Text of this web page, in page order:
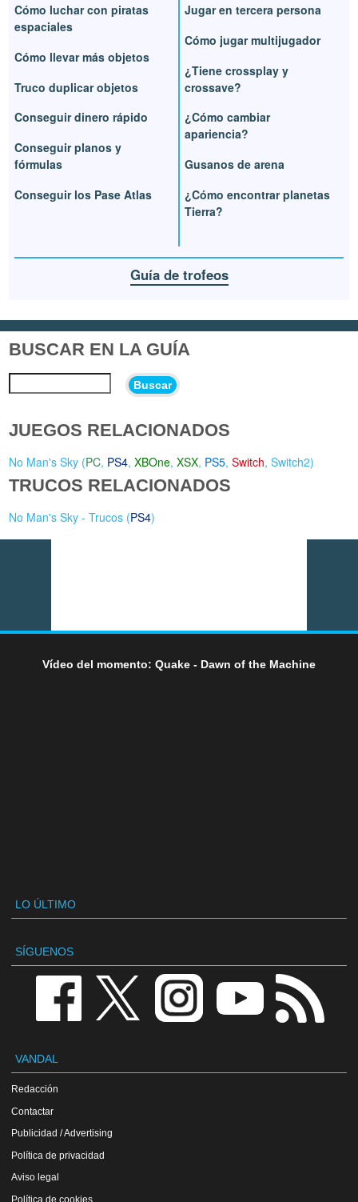
Cómo luchar con piratas
espaciales
Cómo llevar más objetos
Truco duplicar objetos
Conseguir dinero rápido
Conseguir planos y
fórmulas
Conseguir los Pase Atlas
Jugar en tercera persona
Cómo jugar multijugador
¿Tiene crossplay y
crossave?
¿Cómo cambiar
apariencia?
Gusanos de arena
¿Cómo encontrar planetas
Tierra?
Guía de trofeos
BUSCAR EN LA GUÍA
Buscar
JUEGOS RELACIONADOS
No Man's Sky (PC, PS4,XBOne,XSX, PS5,Switch,Switch2)
TRUCOS RELACIONADOS
No Man's Sky - Trucos (PS4)
Vídeo del momento: Quake - Dawn of the Machine
LO ÚLTIMO
SÍGUENOS
VANDAL
Redacción
Contactar
Publicidad / Advertising
Política de privacidad
Aviso legal
Política de cookies